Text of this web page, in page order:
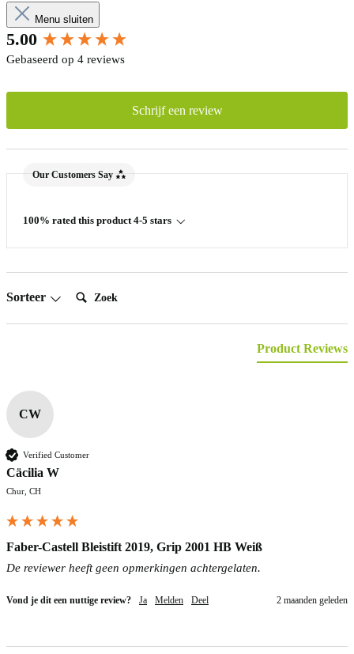
Menu sluiten
5.00
Gebaseerd op 4 reviews
Schrijf een review
Our Customers Say
100% rated this product 4-5 stars
Sorteer
Zoek:
Product Reviews
CW
Verified Customer
Cäcilia W
Chur, CH
Faber-Castell Bleistift 2019, Grip 2001 HB Weiß
De reviewer heeft geen opmerkingen achtergelaten.
Vond je dit een nuttige review? Ja Melden Deel 2 maanden geleden
New content loaded